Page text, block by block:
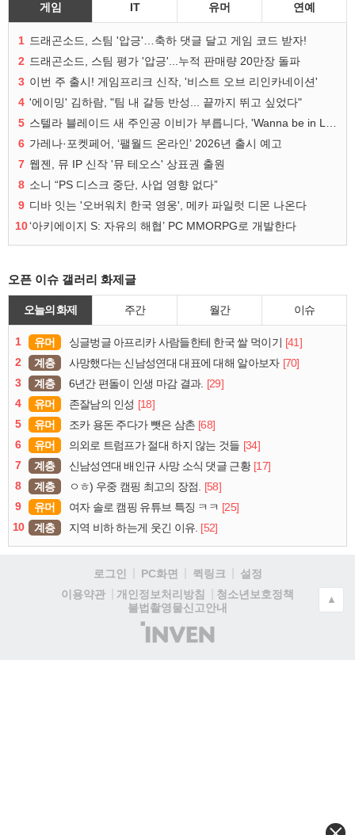
게임 IT 유머 연예
1 드래곤소드, 스팀 '압긍'…축하 댓글 달고 게임 코드 받자!
2 드래곤소드, 스팀 평가 '압긍'...누적 판매량 20만장 돌파
3 이번 주 출시! 게임프리크 신작, '비스트 오브 리인카네이션'
4 '에이밍' 김하람, "팀 내 갈등 반성... 끝까지 뛰고 싶었다"
5
스텔라 블레이드 새 주인공 이비가 부릅니다, 'Wanna be in LOVE' 뮤비 공개
6 가레나·포켓페어, ‘팰월드 온라인’ 2026년 출시 예고
7 웹젠, 뮤 IP 신작 '뮤 테오스' 상표권 출원
8 소니 “PS 디스크 중단, 사업 영향 없다”
9 디바 잇는 '오버워치 한국 영웅', 메카 파일럿 디몬 나온다
10‘아키에이지 S: 자유의 해협’ PC MMORPG로 개발한다
오픈 이슈 갤러리 화제글
오늘의 화제 주간 월간 이슈
1 유머 싱글벙글 아프리카 사람들한테 한국 쌀 먹이기 [41]
2
계층 사망했다는 신남성연대 대표에 대해 알아보자 [70]
3
계층 6년간 편돌이 인생 마감 결과. [29]
4
유머 존잘남의 인성 [18]
5
유머 조카 용돈 주다가 뺏은 삼촌 [68]
6
유머 의외로 트럼프가 절대 하지 않는 것들 [34]
7
계층 신남성연대 배인규 사망 소식 댓글 근황 [17]
8
계층 ㅇㅎ) 우중 캠핑 최고의 장점. [58]
9
유머 여자 솔로 캠핑 유튜브 특징 ㅋㅋ [25]
10
계층 지역 비하 하는게 웃긴 이유. [52]
로그인 PC화면 퀵링크
설정
이용약관
개인정보처리방침
청소년보호정책
불법촬영물신고안내
(주)
인
▲